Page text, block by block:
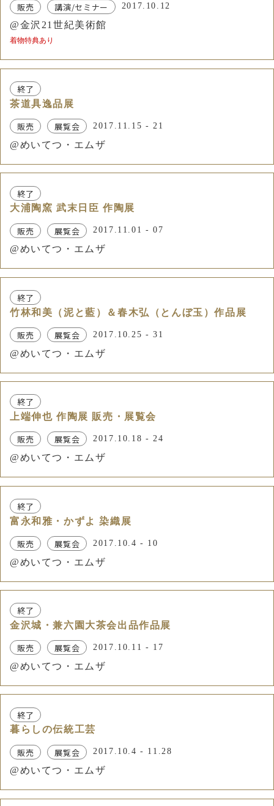
販売 講演/セミナー 2017.10.12
@金沢21世紀美術館
着物特典あり
終了
茶道具逸品展
販売 展覧会 2017.11.15 - 21
@めいてつ・エムザ
終了
大浦陶窯 武末日臣 作陶展
販売 展覧会 2017.11.01 - 07
@めいてつ・エムザ
終了
竹林和美（泥と藍）＆春木弘（とんぼ玉）作品展
販売 展覧会 2017.10.25 - 31
@めいてつ・エムザ
終了
上端伸也 作陶展 販売・展覧会
販売 展覧会 2017.10.18 - 24
@めいてつ・エムザ
終了
富永和雅・かずよ 染織展
販売 展覧会 2017.10.4 - 10
@めいてつ・エムザ
終了
金沢城・兼六園大茶会出品作品展
販売 展覧会 2017.10.11 - 17
@めいてつ・エムザ
終了
暮らしの伝統工芸
販売 展覧会 2017.10.4 - 11.28
@めいてつ・エムザ